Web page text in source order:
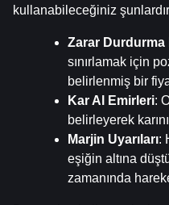
kullanabileceğiniz
Zarar Durdurma
sınırlamak için
belirlenmiş bir
Kar Al Emirleri:
belirleyerek
Marjin Uyarıları:
eşiğin altına
zamanında